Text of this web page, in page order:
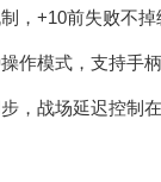
，+10前失败不掉
作模式，支持手
，战场延迟控制在